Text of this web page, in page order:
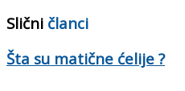
Slični članci
Šta su matične ćelije ?